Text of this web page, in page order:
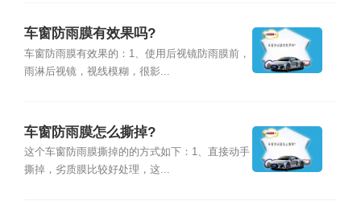
车窗防雨膜有效果吗?
车窗防雨膜有效果的：1、使用后视镜防雨膜前，
雨淋后视镜，视线模糊，很影...
车窗防雨膜怎么撕掉?
这个车窗防雨膜撕掉的的方式如下：1、直接动手
撕掉，劣质膜比较好处理，这...